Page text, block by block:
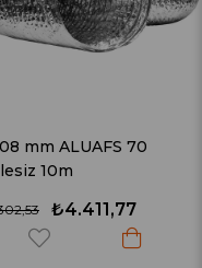
mm ALUAFS 70
10m
₺4.411,77